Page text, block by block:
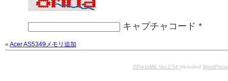
キャプチャコード *
« Acer AS5349メモリ追加
XPressME Ver.2.54 (included